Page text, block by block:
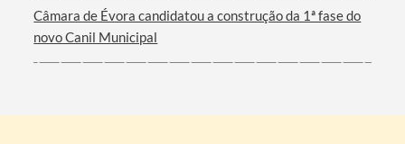
Câmara de Évora candidatou a construção da 1ª fase do
novo Canil Municipal